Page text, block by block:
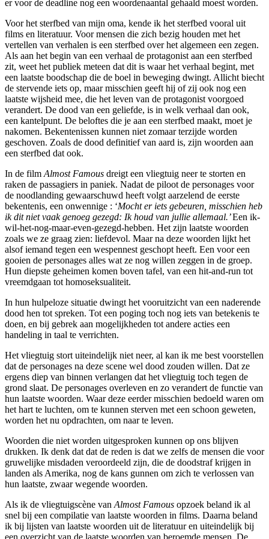
er voor de deadline nog een woordenaantal gehaald moest worden.
Voor het sterfbed van mijn oma, kende ik het sterfbed vooral uit
films en literatuur. Voor mensen die zich bezig houden met het
vertellen van verhalen is een sterfbed over het algemeen een zegen.
Als aan het begin van een verhaal de protagonist aan een sterfbed
zit, weet het publiek meteen dat dit is waar het verhaal begint, met
een laatste boodschap die de boel in beweging dwingt. Allicht biecht
de stervende iets op, maar misschien geeft hij of zij ook nog een
laatste wijsheid mee, die het leven van de protagonist voorgoed
verandert. De dood van een geliefde, is in welk verhaal dan ook,
een kantelpunt. De beloftes die je aan een sterfbed maakt, moet je
nakomen. Bekentenissen kunnen niet zomaar terzijde worden
geschoven. Zoals de dood definitief van aard is, zijn woorden aan
een sterfbed dat ook.
In de film Almost Famous dreigt een vliegtuig neer te storten en
raken de passagiers in paniek. Nadat de piloot de personages voor
de noodlanding gewaarschuwd heeft volgt aarzelend de eerste
bekentenis, een onwennige : ‘Mocht er iets gebeuren, misschien heb
ik dit niet vaak genoeg gezegd: Ik houd van jullie allemaal.’Een ik-
wil-het-nog-maar-even-gezegd-hebben. Het zijn laatste woorden
zoals we ze graag zien: liefdevol. Maar na deze woorden lijkt het
alsof iemand tegen een wespennest geschopt heeft. Een voor een
gooien de personages alles wat ze nog willen zeggen in de groep.
Hun diepste geheimen komen boven tafel, van een hit-and-run tot
vreemdgaan tot homoseksualiteit.
In hun hulpeloze situatie dwingt het vooruitzicht van een naderende
dood hen tot spreken. Tot een poging toch nog iets van betekenis te
doen, en bij gebrek aan mogelijkheden tot andere acties een
handeling in taal te verrichten.
Het vliegtuig stort uiteindelijk niet neer, al kan ik me best voorstellen
dat de personages na deze scene wel dood zouden willen. Dat ze
ergens diep van binnen verlangen dat het vliegtuig toch tegen de
grond slaat. De personages overleven en zo verandert de functie van
hun laatste woorden. Waar deze eerder misschien bedoeld waren om
het hart te luchten, om te kunnen sterven met een schoon geweten,
worden het nu opdrachten, om naar te leven.
Woorden die niet worden uitgesproken kunnen op ons blijven
drukken. Ik denk dat dat de reden is dat we zelfs de mensen die voor
gruwelijke misdaden veroordeeld zijn, die de doodstraf krijgen in
landen als Amerika, nog de kans gunnen om zich te verlossen van
hun laatste, zwaar wegende woorden.
Als ik de vliegtuigscène van Almost Famous opzoek beland ik al
snel bij een compilatie van laatste woorden in films. Daarna beland
ik bij lijsten van laatste woorden uit de literatuur en uiteindelijk bij